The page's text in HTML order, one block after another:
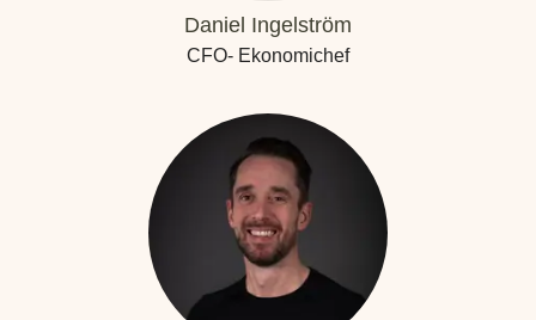
Daniel Ingelström
CFO- Ekonomichef